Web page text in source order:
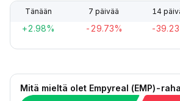
Tänään 7 päivää 14
+2.98% -29.73% -
Mitä mieltä olet Empyreal (EMP)-